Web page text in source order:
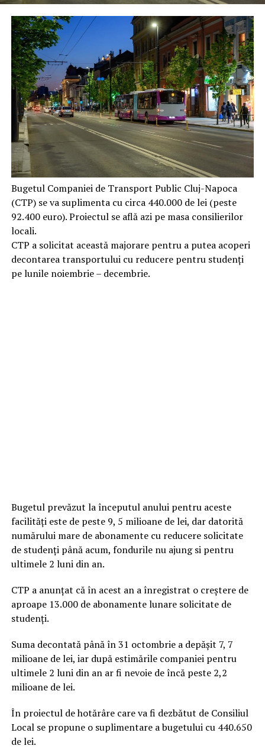
Bugetul Companiei de Transport Public Cluj-Napoca
(CTP) se va suplimenta cu circa 440.000 de lei (peste
92.400 euro). Proiectul se află azi pe masa consilierilor
locali.
CTP a solicitat această majorare pentru a putea acoperi
decontarea transportului cu reducere pentru studenți
pe lunile noiembrie – decembrie.
Bugetul prevăzut la începutul anului pentru aceste
facilități este de peste 9, 5 milioane de lei, dar datorită
numărului mare de abonamente cu reducere solicitate
de studenți până acum, fondurile nu ajung si pentru
ultimele 2 luni din an.
CTP a anunțat că în acest an a înregistrat o creștere de
aproape 13.000 de abonamente lunare solicitate de
studenți.
Suma decontată până în 31 octombrie a depășit 7, 7
milioane de lei, iar după estimările companiei pentru
ultimele 2 luni din an ar fi nevoie de încă peste 2,2
milioane de lei.
În proiectul de hotărâre care va fi dezbătut de Consiliul
Local se propune o suplimentare a bugetului cu 440.650
de lei.